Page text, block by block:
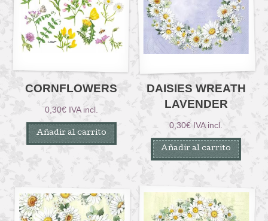
CORNFLOWERS
0,30€ IVA incl.
Añadir al carrito
DAISIES WREATH
LAVENDER
0,30€ IVA incl.
Añadir al carrito